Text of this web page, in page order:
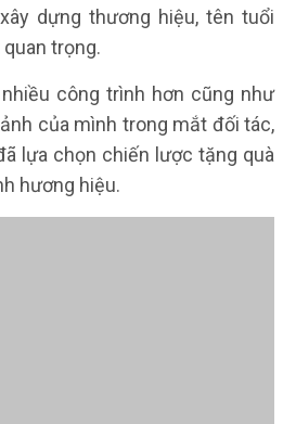
dựng thương hiệu, tên tuổi
trọng.
công trình hơn cũng như
của mình trong mắt đối tác,
lựa chọn chiến lược tặng quà
hương hiệu.